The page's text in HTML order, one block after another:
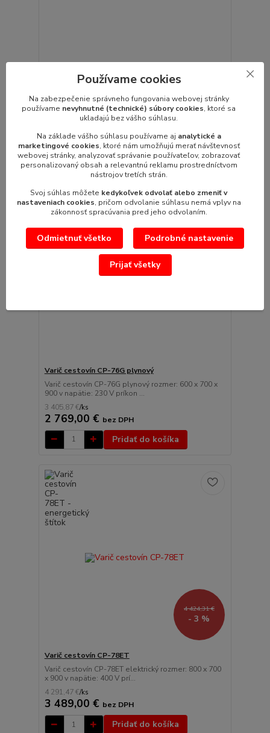
Varič cestovín CP-74G plynový
Varič cestovín CP-74G plynový rozmer: 400 x 700 x
900 v napätie: 230 V príkon ...
/ks
2 548,00 €bez DPH
Pridať do košíka
Varič cestovín CP-76G plynový
Varič cestovín CP-76G plynový rozmer: 600 x 700 x
900 v napätie: 230 V príkon ...
3 405,87 €/ks
2 769,00 € bez DPH
Pridať do košíka
4 424,31 €
- 3 %
Varič cestovín CP-78ET
Varič cestovín CP-78ET elektrický rozmer: 800 x 700
x 900 v napätie: 400 V prí...
4 291,47 €/ks
3 489,00 € bez DPH
Pridať do košíka
Používame cookies
Na zabezpečenie správneho fungovania webovej stránky
používame nevyhnutné (technické) súbory cookies, ktoré sa
ukladajú bez vášho súhlasu.
Na základe vášho súhlasu používame aj analytické a
marketingové cookies, ktoré nám umožňujú merať návštevnosť
webovej stránky, analyzovať správanie používateľov, zobrazovať
personalizovaný obsah a relevantnú reklamu prostredníctvom
nástrojov tretích strán.
Svoj súhlas môžete kedykoľvek odvolať alebo zmeniť v
nastaveniach cookies, pričom odvolanie súhlasu nemá vplyv na
zákonnosť spracúvania pred jeho odvolaním.
Odmietnuť všetko Podrobné nastavenie
Prijať všetky